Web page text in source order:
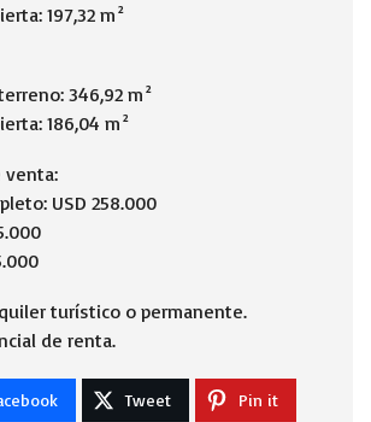
197,32 m²
346,92 m²
186,04 m²
venta:
USD 258.000
turístico o permanente.
de renta.
Tweet Pin it